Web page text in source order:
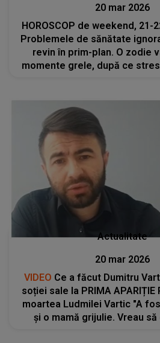
20 mar 2026
HOROSCOP de weekend, 21-
Problemele de sănătate
revin în prim-plan. O zodie
momente grele, după ce
Actualitate
20 mar 2026
VIDEO Ce a făcut Dumitru
soției sale la PRIMA APARIȚIE
moartea Ludmilei Vartic "A
și o mamă grijulie. Vreau să